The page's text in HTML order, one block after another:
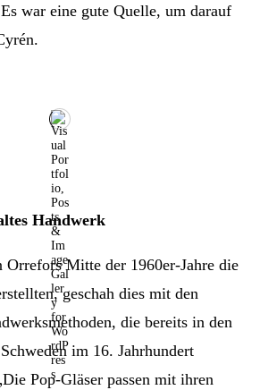
war eine gute Quelle, um darauf
Handwerk
Orrefors Mitte der 1960er-Jahre die
geschah dies mit den
die bereits in den
im 16. Jahrhundert
Pop-Gläser passen mit ihren